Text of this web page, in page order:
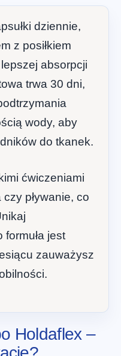
dziennie,
z posiłkiem
absorpcji
trwa 30 dni,
wody, aby
do tkanek.
ćwiczeniami
pływanie, co
jest
zauważysz
Holdaflex –